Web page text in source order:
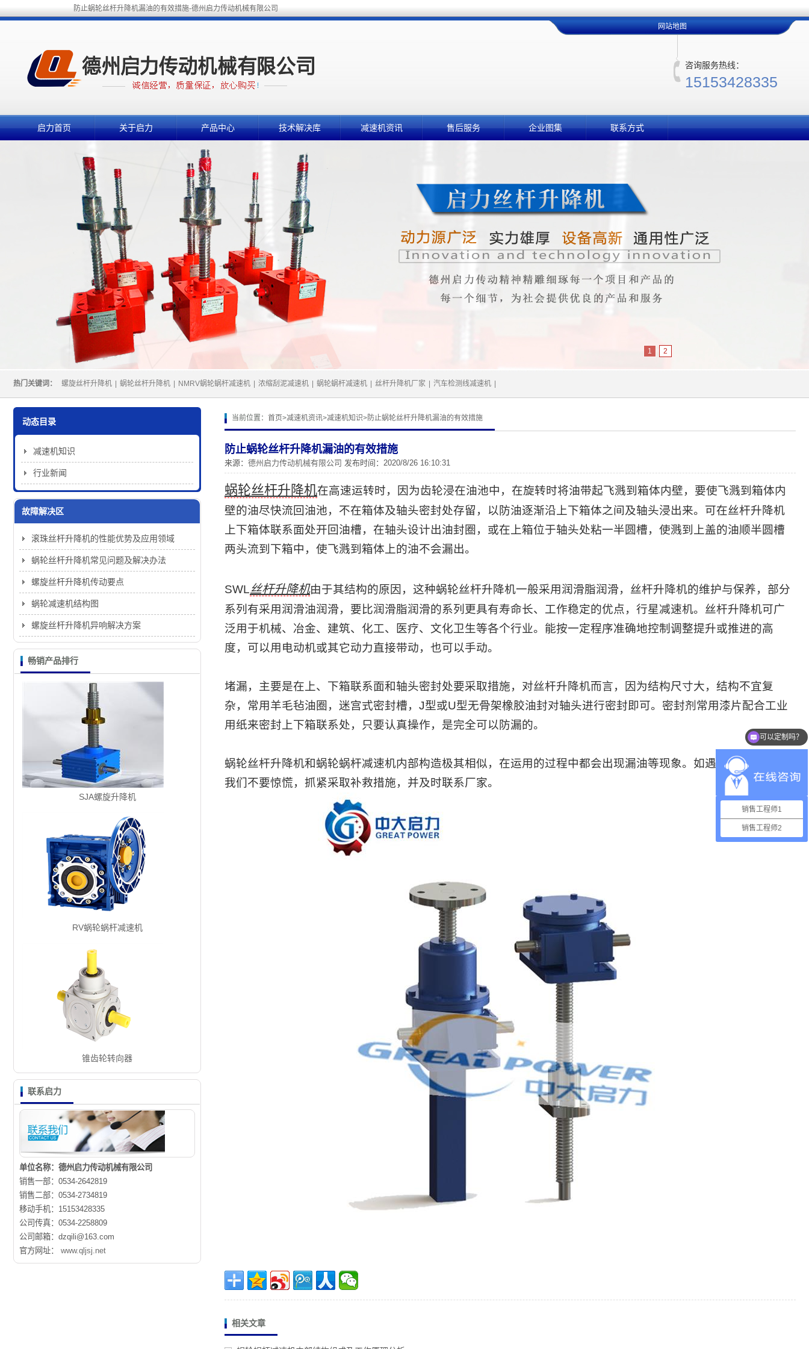
防止蜗轮丝杆升降机漏油的有效措施-德州启力传动机械有限公司
网站地图
咨询服务热线：
15153428335
启力首页 关于启力 产品中心 技术解决库 减速机资讯 售后服务 企业图集 联系方式
1 2
热门关键词： 螺旋丝杆升降机 蜗轮丝杆升降机 NMRV蜗轮蜗杆减速机 浓缩刮泥减速机 蜗轮蜗杆减速机 丝杆升降机厂家 汽车检测线减速机
当前位置： 首页>减速机资讯>减速机知识>防止蜗轮丝杆升降机漏油的有效措施
防止蜗轮丝杆升降机漏油的有效措施
来源： 德州启力传动机械有限公司 发布时间：2020/8/26 16:10:31
蜗轮丝杆升降机在高速运转时，因为齿轮浸在油池中，在旋转时将油带起飞溅到箱体内壁，要使飞溅到箱体内
壁的油尽快流回油池，不在箱体及轴头密封处存留，以防油逐渐沿上下箱体之间及轴头浸出来。可在丝杆升降机
上下箱体联系面处开回油槽，在轴头设计出油封圈，或在上箱位于轴头处粘一半圆槽，使溅到上盖的油顺半圆槽
两头流到下箱中，使飞溅到箱体上的油不会漏出。
SWL丝杆升降机由于其结构的原因，这种蜗轮丝杆升降机一般采用润滑脂润滑， 丝杆升降机的维护与保养，部分
系列有采用润滑油润滑，要比润滑脂润滑的系列更具有寿命长、工作稳定的优点，行星减速机。 丝杆升降机可广
泛用于机械、冶金、建筑、化工、医疗、文化卫生等各个行业。能按一定程序准确地控制调整提升或推进的高
度，可以用电动机或其它动力直接带动，也可以手动。
堵漏，主要是在上、下箱联系面和轴头密封处要采取措施，对丝杆升降机而言，因为结构尺寸大，结构不宜复
杂，常用羊毛毡油圈，迷宫式密封槽，J型或U型无骨架橡胶油封对轴头进行密封即可。密封剂常用漆片配合工业
用纸来密封上下箱联系处，只要认真操作，是完全可以防漏的。
蜗轮丝杆升降机和蜗轮蜗杆减速机内部构造极其相似，在运用的过程中都会出现漏油等现象。如遇见漏油的现象
我们不要惊慌，抓紧采取补救措施，并及时联系厂家。
相关文章
动态目录
减速机知识
行业新闻
故障解决区
滚珠丝杆升降机的性能优势及应用领域
蜗轮丝杆升降机常见问题及解决办法
螺旋丝杆升降机传动要点
蜗轮减速机结构图
螺旋丝杆升降机异响解决方案
畅销产品排行
SJA螺旋升降机
RV蜗轮蜗杆减速机
锥齿轮转向器
联系启力
单位名称：德州启力传动机械有限公司
销售一部：0534-2642819
销售二部：0534-2734819
移动手机：15153428335
公司传真：0534-2258809
公司邮箱：dzqili@163.com
官方网址：
www.qljsj.net
销售工程师1
销售工程师2
可以定制吗？
你们是怎么收费的呢？